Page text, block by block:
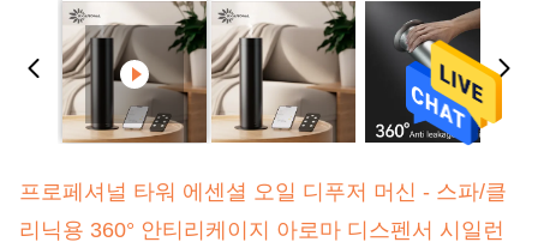
프로페셔널 타워 에센셜 오일 디푸저 머신 - 스파/클
리닉용 360° 안티리케이지 아로마 디스펜서 시일런